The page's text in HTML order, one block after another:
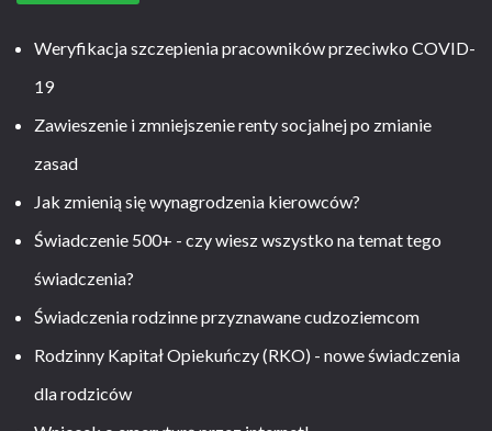
Weryfikacja szczepienia pracowników przeciwko COVID-
19
Zawieszenie i zmniejszenie renty socjalnej po zmianie
zasad
Jak zmienią się wynagrodzenia kierowców?
Świadczenie 500+ - czy wiesz wszystko na temat tego
świadczenia?
Świadczenia rodzinne przyznawane cudzoziemcom
Rodzinny Kapitał Opiekuńczy (RKO) - nowe świadczenia
dla rodziców